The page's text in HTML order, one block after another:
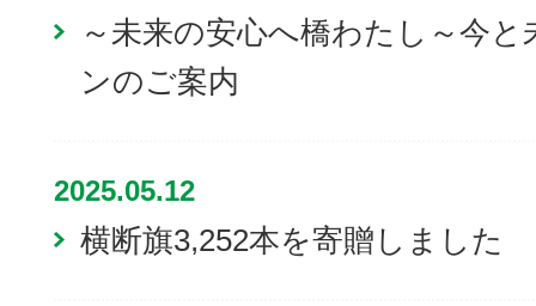
～未来の安心へ橋わたし～今
ンのご案内
2025.05.12
横断旗3,252本を寄贈しました